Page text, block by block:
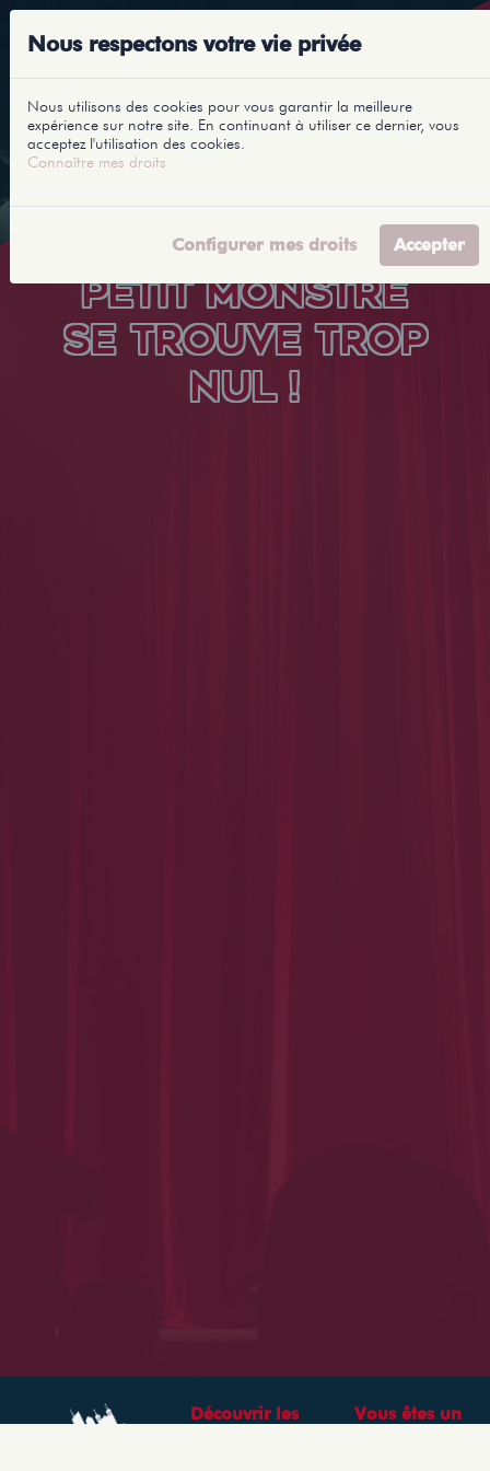
PETIT MONSTRE
SE TROUVE TROP
NUL !
Découvrir les
Vous êtes un
Nous respectons votre vie privée
Nous utilisons des cookies pour vous garantir la meilleure
expérience sur notre site. En continuant à utiliser ce dernier, vous
acceptez l'utilisation des cookies.
Connaître mes droits
Configurer mes droits Accepter